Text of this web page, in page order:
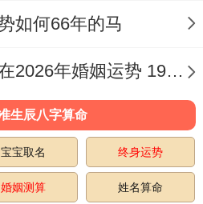
「伏吟」，运势易陷入
变；未月生人午未相合
亢旺」造成的金水枯竭
需注意呼吸为你、肾脏
易感烦闷，创造力可能
如何66年的马
1979年属羊单身女在2026年婚姻运势 1979年属羊单身男婚姻
生辰八字算命
宝宝取名 终身运势
婚姻测算 姓名算命